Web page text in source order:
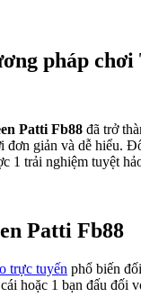
pháp
Patti Fb88 đã trở
giản và dễ hiểu.
1 trải nghiệm tuyệt
Patti Fb88
trực tuyến phổ biến
hoặc 1 bạn đấu đối